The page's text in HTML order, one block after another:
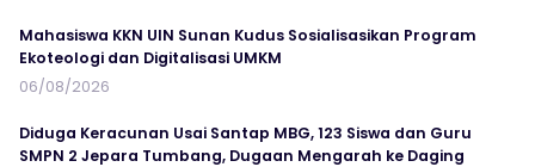
Mahasiswa KKN UIN Sunan Kudus Sosialisasikan Program
Ekoteologi dan Digitalisasi UMKM
06/08/2026
Diduga Keracunan Usai Santap MBG, 123 Siswa dan Guru
SMPN 2 Jepara Tumbang, Dugaan Mengarah ke Daging